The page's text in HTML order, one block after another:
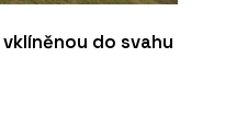
do svahu